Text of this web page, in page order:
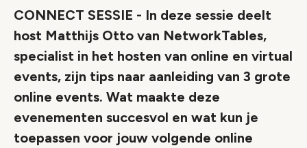
CONNECT SESSIE - In deze sessie deelt
host Matthijs Otto van NetworkTables,
specialist in het hosten van online en virtual
events, zijn tips naar aanleiding van 3 grote
online events. Wat maakte deze
evenementen succesvol en wat kun je
toepassen voor jouw volgende online